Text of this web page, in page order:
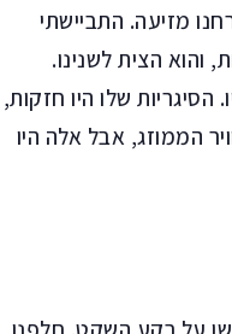
מזיעה. התביישתי
והוא הצית לשנינו.
שלו היו חזקות,
הממוזג, אבל אלה היו